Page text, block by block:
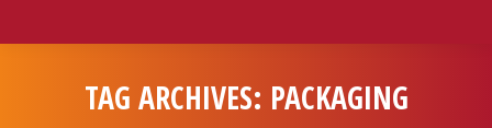
TAG ARCHIVES: PACKAGING